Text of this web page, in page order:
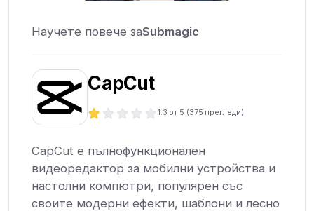
Научете повече заSubmagic
CapCut
1.3 от 5 (375 прегледи)
CapCut е пълнофункционален
видеоредактор за мобилни устройства и
настолни компютри, популярен със
своите модерни ефекти, шаблони и лесно